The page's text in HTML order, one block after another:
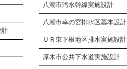
計
八潮市汚水幹線実施設計
八潮市幸の宮排水区基本設計
ＵＲ東下根地区排水実施設計
厚木市公共下水道実施設計